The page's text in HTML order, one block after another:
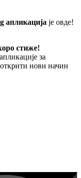
је овде!
стиже!
за
нови начин